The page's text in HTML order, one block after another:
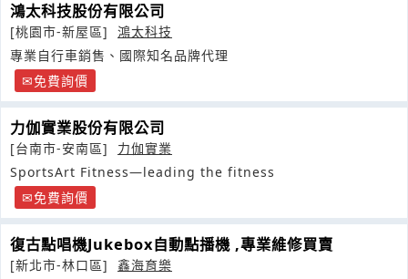
鴻太科技股份有限公司
[桃園市-新屋區]
鴻太科技
專業自行車銷售、國際知名品牌代理
免費詢價
力伽實業股份有限公司
[台南市-安南區]
力伽實業
SportsArt Fitness—leading the fitness
免費詢價
復古點唱機Jukebox自動點播機 ,專業維修買賣
[新北市-林口區]
鑫海育樂